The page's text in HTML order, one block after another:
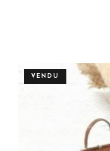
VENDU